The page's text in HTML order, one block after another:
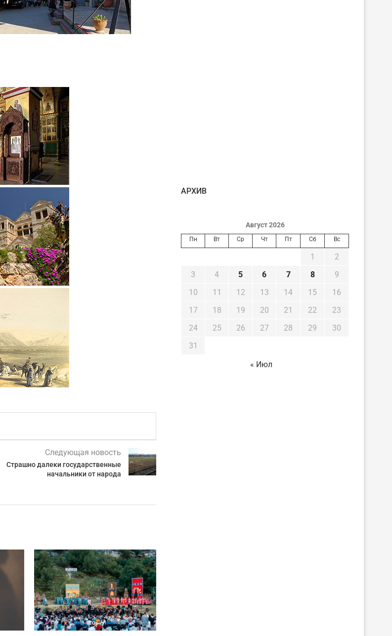
Следующая новость
Страшно далеки государственные
начальники от народа
AРХИВ
Август 2026
Пн Вт Ср Чт Пт Сб Вс
1
2
3
4 5 6 7 8
9
10
11 12 13 14 15
16
17
18 19 20 21 22
23
24
25 26 27 28 29
30
31
« Июл